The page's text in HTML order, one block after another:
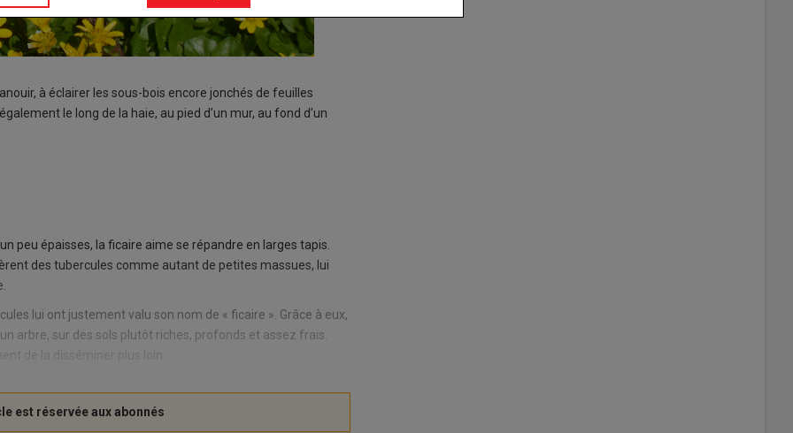
à éclairer les sous-bois encore jonchés de feuilles
le long de la haie, au pied d’un mur, au fond d’un
peu épaisses, la ficaire aime se répandre en larges tapis.
des tubercules comme autant de petites massues, lui
lui ont justement valu son nom de « ficaire ». Grâce à eux,
arbre, sur des sols plutôt riches, profonds et assez frais.
de la disséminer plus loin.